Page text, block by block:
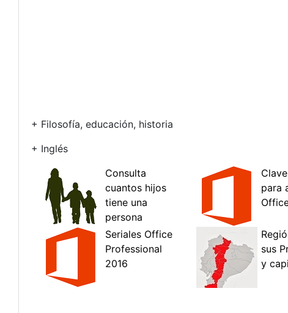
+ Filosofía, educación, historia
+ Inglés